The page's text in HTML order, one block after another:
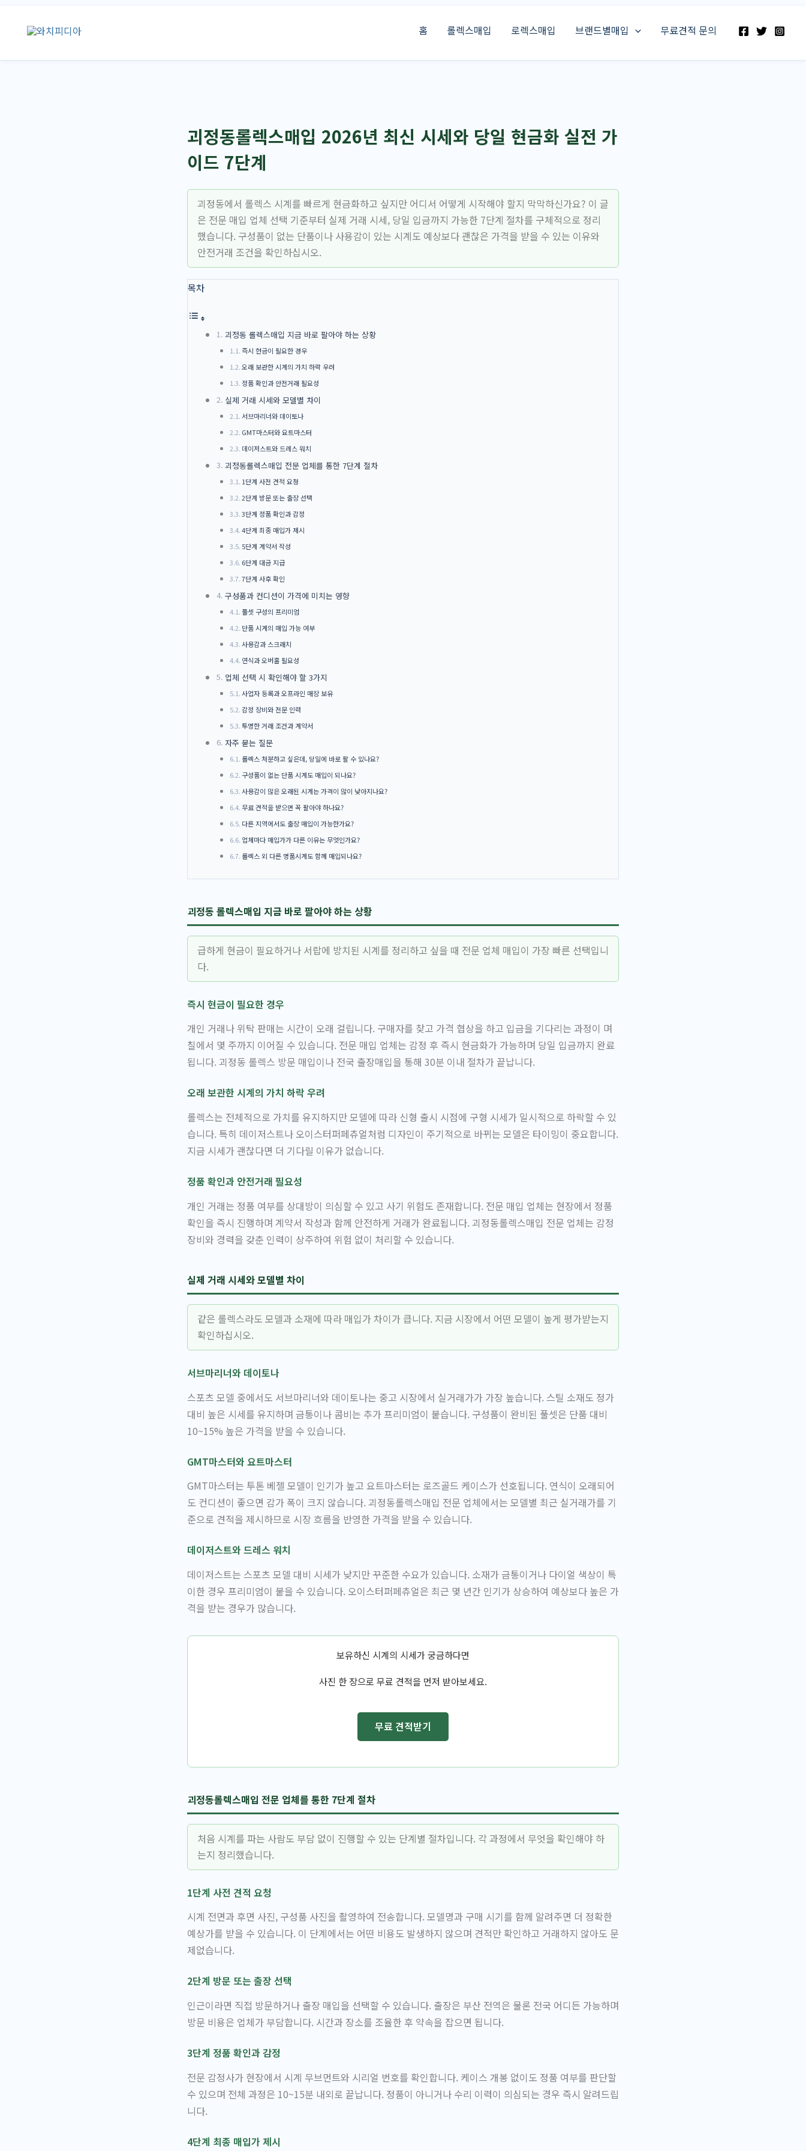
로
홈 롤렉스매입 로렉스매입 브랜드별매입 무료견적 문의
괴정동롤렉스매입 2026년 최신 시세와 당일 현금화 실전 가
이드 7단계
괴정동에서 롤렉스 시계를 빠르게 현금화하고 싶지만 어디서 어떻게 시작해야 할지 막막하신가요? 이 글
은 전문 매입 업체 선택 기준부터 실제 거래 시세, 당일 입금까지 가능한 7단계 절차를 구체적으로 정리
했습니다. 구성품이 없는 단품이나 사용감이 있는 시계도 예상보다 괜찮은 가격을 받을 수 있는 이유와
안전거래 조건을 확인하십시오.
목차
괴정동 롤렉스매입 지금 바로 팔아야 하는 상황
즉시 현금이 필요한 경우
오래 보관한 시계의 가치 하락 우려
정품 확인과 안전거래 필요성
실제 거래 시세와 모델별 차이
서브마리너와 데이토나
GMT마스터와 요트마스터
데이저스트와 드레스 워치
괴정동롤렉스매입 전문 업체를 통한 7단계 절차
1단계 사전 견적 요청
2단계 방문 또는 출장 선택
3단계 정품 확인과 감정
4단계 최종 매입가 제시
5단계 계약서 작성
6단계 대금 지급
7단계 사후 확인
구성품과 컨디션이 가격에 미치는 영향
풀셋 구성의 프리미엄
단품 시계의 매입 가능 여부
사용감과 스크래치
연식과 오버홀 필요성
업체 선택 시 확인해야 할 3가지
사업자 등록과 오프라인 매장 보유
감정 장비와 전문 인력
투명한 거래 조건과 계약서
자주 묻는 질문
롤렉스 처분하고 싶은데, 당일에 바로 팔 수 있나요?
구성품이 없는 단품 시계도 매입이 되나요?
사용감이 많은 오래된 시계는 가격이 많이 낮아지나요?
무료 견적을 받으면 꼭 팔아야 하나요?
다른 지역에서도 출장 매입이 가능한가요?
업체마다 매입가가 다른 이유는 무엇인가요?
롤렉스 외 다른 명품시계도 함께 매입되나요?
괴정동 롤렉스매입 지금 바로 팔아야 하는 상황
급하게 현금이 필요하거나 서랍에 방치된 시계를 정리하고 싶을 때 전문 업체 매입이 가장 빠른 선택입니
다.
즉시 현금이 필요한 경우
개인 거래나 위탁 판매는 시간이 오래 걸립니다. 구매자를 찾고 가격 협상을 하고 입금을 기다리는 과정이 며
칠에서 몇 주까지 이어질 수 있습니다. 전문 매입 업체는 감정 후 즉시 현금화가 가능하며 당일 입금까지 완료
됩니다. 괴정동 롤렉스 방문 매입이나 전국 출장매입을 통해 30분 이내 절차가 끝납니다.
오래 보관한 시계의 가치 하락 우려
롤렉스는 전체적으로 가치를 유지하지만 모델에 따라 신형 출시 시점에 구형 시세가 일시적으로 하락할 수 있
습니다. 특히 데이저스트나 오이스터퍼페츄얼처럼 디자인이 주기적으로 바뀌는 모델은 타이밍이 중요합니다.
지금 시세가 괜찮다면 더 기다릴 이유가 없습니다.
정품 확인과 안전거래 필요성
개인 거래는 정품 여부를 상대방이 의심할 수 있고 사기 위험도 존재합니다. 전문 매입 업체는 현장에서 정품
확인을 즉시 진행하며 계약서 작성과 함께 안전하게 거래가 완료됩니다. 괴정동롤렉스매입 전문 업체는 감정
장비와 경력을 갖춘 인력이 상주하여 위험 없이 처리할 수 있습니다.
실제 거래 시세와 모델별 차이
같은 롤렉스라도 모델과 소재에 따라 매입가 차이가 큽니다. 지금 시장에서 어떤 모델이 높게 평가받는지
확인하십시오.
서브마리너와 데이토나
스포츠 모델 중에서도 서브마리너와 데이토나는 중고 시장에서 실거래가가 가장 높습니다. 스틸 소재도 정가
대비 높은 시세를 유지하며 금통이나 콤비는 추가 프리미엄이 붙습니다. 구성품이 완비된 풀셋은 단품 대비
10~15% 높은 가격을 받을 수 있습니다.
GMT마스터와 요트마스터
GMT마스터는 투톤 베젤 모델이 인기가 높고 요트마스터는 로즈골드 케이스가 선호됩니다. 연식이 오래되어
도 컨디션이 좋으면 감가 폭이 크지 않습니다. 괴정동롤렉스매입 전문 업체에서는 모델별 최근 실거래가를 기
준으로 견적을 제시하므로 시장 흐름을 반영한 가격을 받을 수 있습니다.
데이저스트와 드레스 워치
데이저스트는 스포츠 모델 대비 시세가 낮지만 꾸준한 수요가 있습니다. 소재가 금통이거나 다이얼 색상이 특
이한 경우 프리미엄이 붙을 수 있습니다. 오이스터퍼페츄얼은 최근 몇 년간 인기가 상승하여 예상보다 높은 가
격을 받는 경우가 많습니다.
보유하신 시계의 시세가 궁금하다면
사진 한 장으로 무료 견적을 먼저 받아보세요.
무료 견적받기
괴정동롤렉스매입 전문 업체를 통한 7단계 절차
처음 시계를 파는 사람도 부담 없이 진행할 수 있는 단계별 절차입니다. 각 과정에서 무엇을 확인해야 하
는지 정리했습니다.
1단계 사전 견적 요청
시계 전면과 후면 사진, 구성품 사진을 촬영하여 전송합니다. 모델명과 구매 시기를 함께 알려주면 더 정확한
예상가를 받을 수 있습니다. 이 단계에서는 어떤 비용도 발생하지 않으며 견적만 확인하고 거래하지 않아도 문
제없습니다.
2단계 방문 또는 출장 선택
인근이라면 직접 방문하거나 출장 매입을 선택할 수 있습니다. 출장은 부산 전역은 물론 전국 어디든 가능하며
방문 비용은 업체가 부담합니다. 시간과 장소를 조율한 후 약속을 잡으면 됩니다.
3단계 정품 확인과 감정
전문 감정사가 현장에서 시계 무브먼트와 시리얼 번호를 확인합니다. 케이스 개봉 없이도 정품 여부를 판단할
수 있으며 전체 과정은 10~15분 내외로 끝납니다. 정품이 아니거나 수리 이력이 의심되는 경우 즉시 알려드립
니다.
4단계 최종 매입가 제시